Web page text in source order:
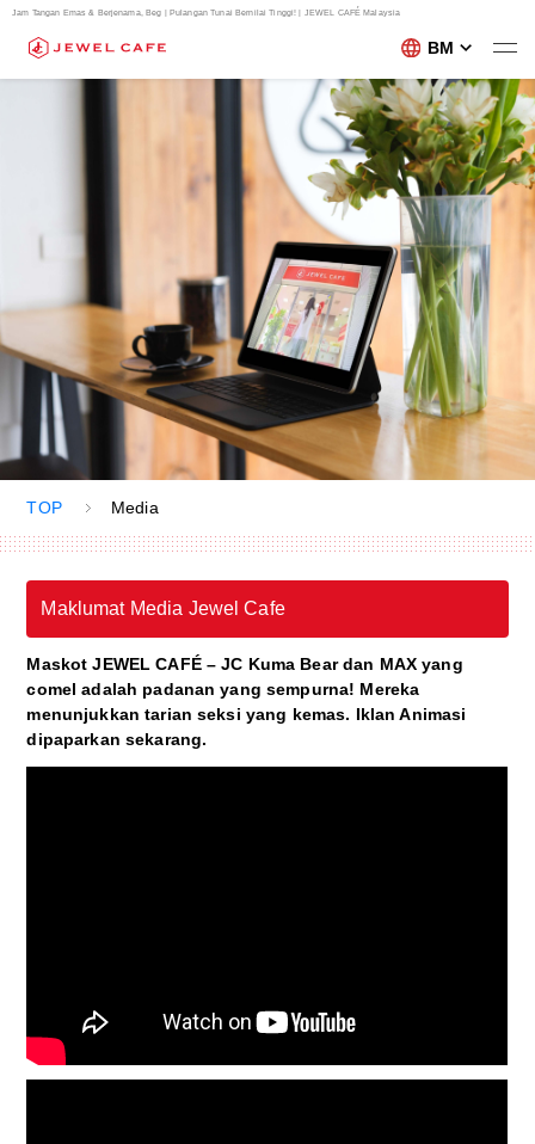
Jam Tangan Emas & Berjenama, Beg | Pulangan Tunai Bernilai Tinggi! | JEWEL CAFÉ Malaysia
BM
TOP Media
Maklumat Media Jewel Cafe
Maskot JEWEL CAFÉ – JC Kuma Bear dan MAX yang
comel adalah padanan yang sempurna! Mereka
menunjukkan tarian seksi yang kemas. Iklan Animasi
dipaparkan sekarang.